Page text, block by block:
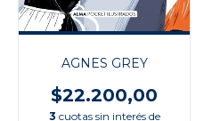
AGNES GREY
$22.200,00
3 cuotas sin interés de